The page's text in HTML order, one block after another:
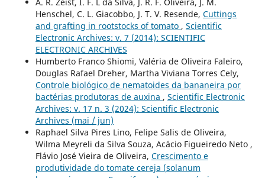
Henschel, C. L. Giacobbo, J. T. V. Resende, Cuttings
and grafting in rootstocks of tomato , Scientific
Electronic Archives: v. 7 (2014): SCIENTIFIC
ELECTRONIC ARCHIVES
Humberto Franco Shiomi, Valéria de Oliveira Faleiro,
Douglas Rafael Dreher, Martha Viviana Torres Cely,
Controle biológico de nematoides da bananeira por
bactérias produtoras de auxina , Scientific Electronic
Archives: v. 17 n. 3 (2024): Scientific Electronic
Archives (mai / jun)
Raphael Silva Pires Lino, Felipe Salis de Oliveira,
Wilma Meyreli da Silva Souza, Acácio Figueiredo Neto ,
Flávio José Vieira de Oliveira, Crescimento e
produtividade do tomate cereja (solanum